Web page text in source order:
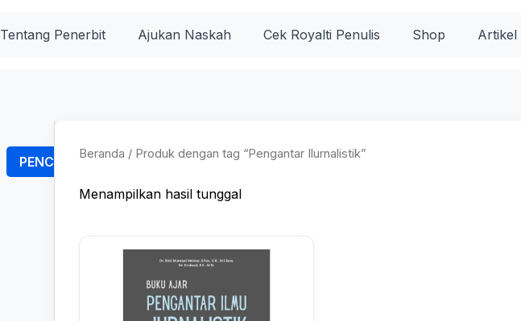
Tentang Penerbit Ajukan Naskah Cek Royalti Penulis Shop Artikel
PENCARIAN
Beranda / Produk dengan tag “Pengantar Ilurnalistik”
Menampilkan hasil tunggal